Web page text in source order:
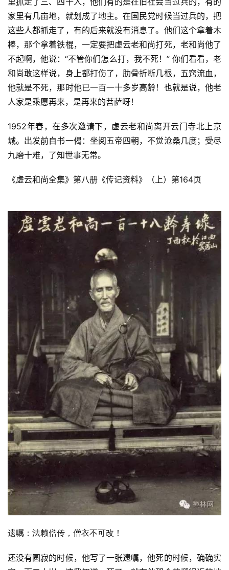
教
人
物
寺
院
巡
礼
视
频
录
教
艺
免
责
声
明
登录 注册
家里有几亩地，就划成了地主。在国民党时候当过兵的，把
这些人都抓走了，有的后来就没有消息了。他们这个拿着木
棒，那个拿着铁棍，一定要把虚云老和尚打死，老和尚他了
不起啊，他说：“不管你们怎么打，我不死！” 你们看看，老
和尚敢这样说，身上都打伤了，肋骨折断几根，五窍流血，
他就是不死，那时他已一百一十多岁高龄！也就是说，他老
人家是乘愿再来，是再来的菩萨呀！
1952年春，在多次邀请下，虚云老和尚离开云门寺北上京
城。出发前自书一偈：坐阅五帝四朝，不觉沧桑几度；受尽
九磨十难，了知世事无常。
《虚云和尚全集》第八册《传记资料》（上）第164页
遗嘱：法赖僧传，僧衣不可改！
还没有圆寂的时候，他写了一张遗嘱，他死的时候，确确实